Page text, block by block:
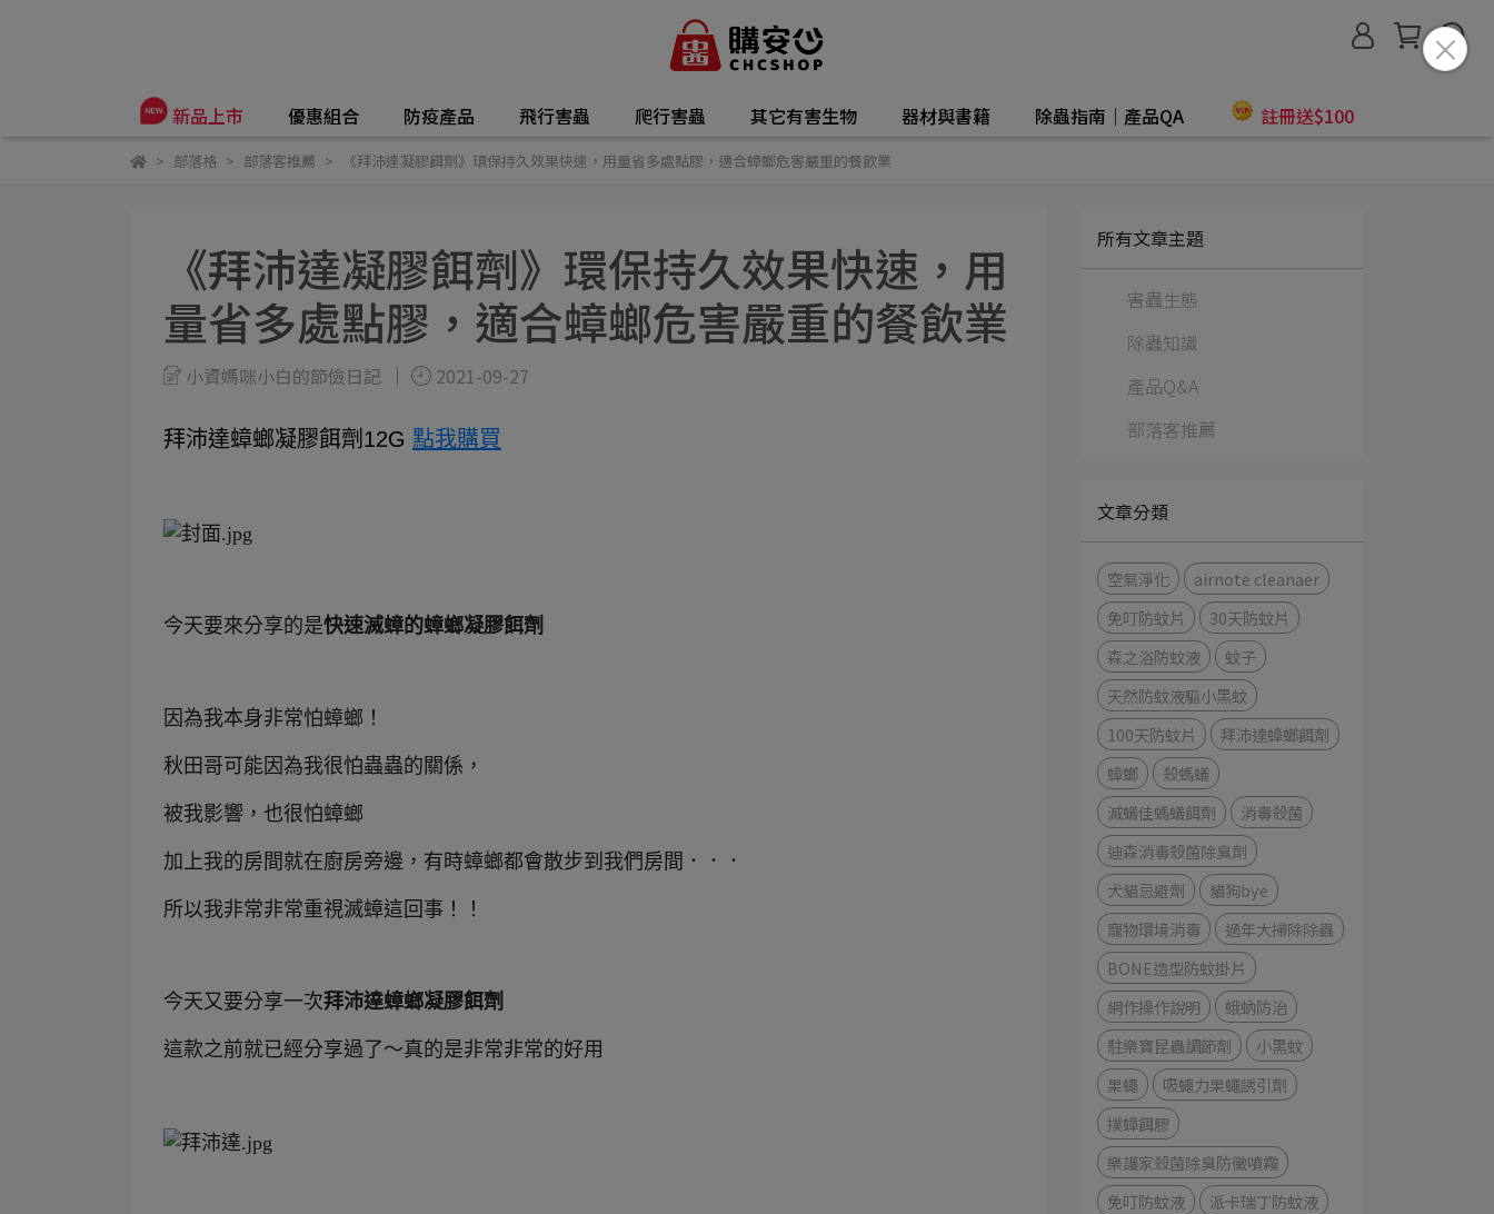
新品上市 優惠組合 防疫產品 飛行害蟲 爬行害蟲 其它有害生物 器材與書籍 除蟲指南│產品QA 註冊送$100
部落格 部落客推薦 《拜沛達凝膠餌劑》環保持久效果快速，用量省多處點膠，適合蟑螂危害嚴重的餐飲業
《拜沛達凝膠餌劑》環保持久效果快速，用
量省多處點膠，適合蟑螂危害嚴重的餐飲業
小資媽咪小白的節儉日記 2021-09-27
拜沛達蟑螂凝膠餌劑12G 點我購買
今天要來分享的是快速滅蟑的蟑螂凝膠餌劑
因為我本身非常怕蟑螂！
秋田哥可能因為我很怕蟲蟲的關係，
被我影響，也很怕蟑螂
加上我的房間就在廚房旁邊，有時蟑螂都會散步到我們房間．．．
所以我非常非常重視滅蟑這回事！！
今天又要分享一次拜沛達蟑螂凝膠餌劑
這款之前就已經分享過了～真的是非常非常的好用
所有文章主題
害蟲生態
除蟲知識
產品Q&A
部落客推薦
文章分類
空氣淨化
airnote cleanaer
免叮防蚊片
30天防蚊片
森之浴防蚊液
蚊子
天然防蚊液驅小黑蚊
100天防蚊片
拜沛達蟑螂餌劑
蟑螂
殺螞蟻
滅蟻佳螞蟻餌劑
消毒殺菌
迪森消毒殺菌除臭劑
犬貓忌避劑
貓狗bye
寵物環境消毒
過年大掃除除蟲
BONE造型防蚊掛片
網作操作說明
蛾蚋防治
駐樂寶昆蟲調節劑
小黑蚊
果蠅
吸蠅力果蠅誘引劑
撲蟑餌膠
樂護家殺菌除臭防黴噴霧
免叮防蚊液
派卡瑞丁防蚊液